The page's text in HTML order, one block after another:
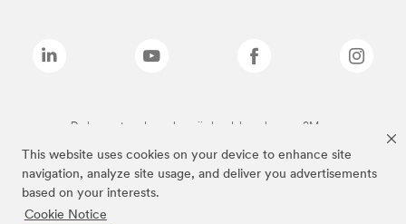
This website uses cookies on your device to enhance site
navigation, analyze site usage, and deliver you advertisements
based on your interests.
Cookie Notice
De bovenstaande merken zijn handelsmerken van 3M.we